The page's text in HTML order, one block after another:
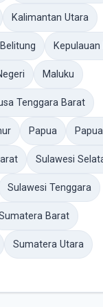
Kalimantan Utara
Kepulauan
Maluku
Tenggara Barat
Papua
Sulawesi
Sulawesi Tenggara
Barat
Sumatera Utara